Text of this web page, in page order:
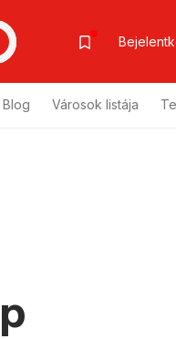
Blog Városok listája